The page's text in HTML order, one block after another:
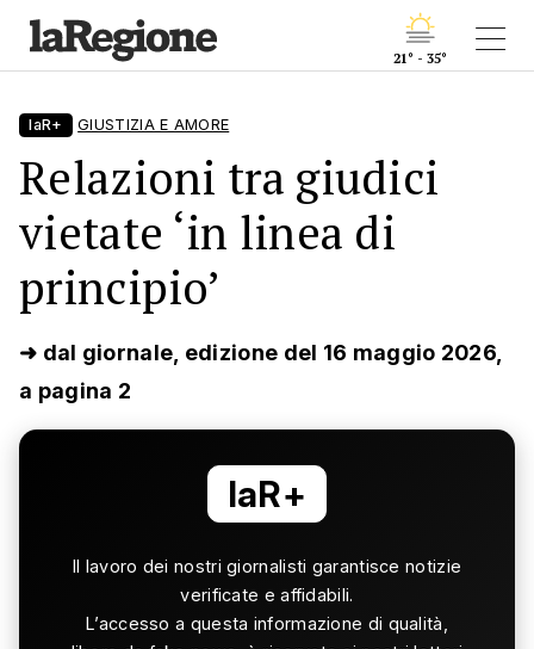
21° - 35°
laR+ GIUSTIZIA E AMORE
Relazioni tra giudici
vietate ‘in linea di
principio’
➜ dal giornale, edizione del 16 maggio 2026,
a pagina 2
laR+
Il lavoro dei nostri giornalisti garantisce notizie
verificate e affidabili.
L’accesso a questa informazione di qualità,